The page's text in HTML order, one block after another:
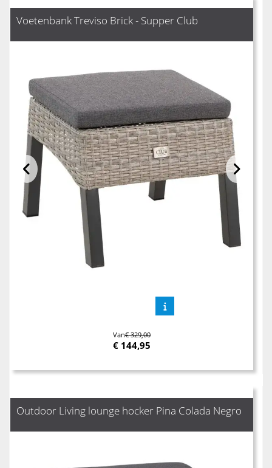
Voetenbank Treviso Brick - Supper Club
Van€ 329,00
€ 144,95
Outdoor Living lounge hocker Pina Colada Negro